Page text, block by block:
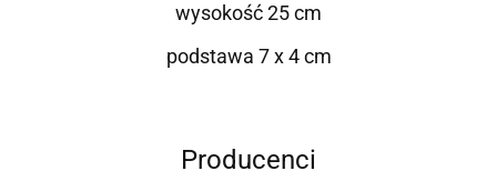
wysokość 25 cm
podstawa 7 x 4 cm
Producenci